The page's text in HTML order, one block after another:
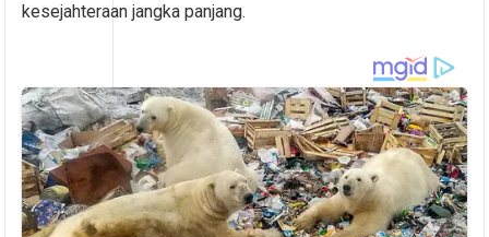
kesejahteraan jangka panjang.